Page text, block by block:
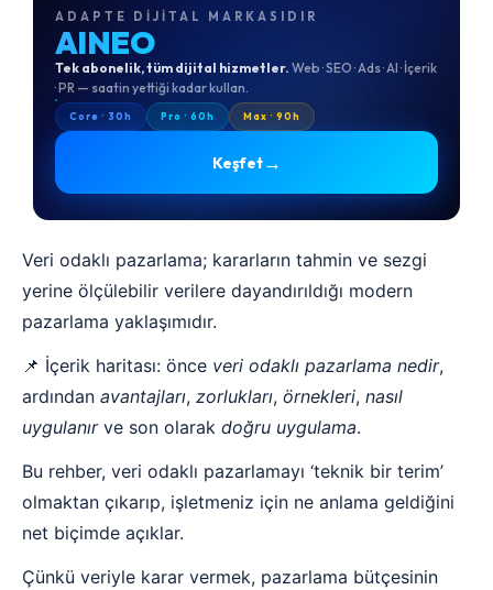
ADAPTE DIJITAL MARKASIDIR
AINEO
Tek abonelik, tüm dijital hizmetler. Web · SEO · Ads · AI · İçerik
· PR — saatin yettiği kadar kullan.
Core · 30h Pro · 60h Max · 90h
Keşfet→
Veri odaklı pazarlama; kararların tahmin ve sezgi
yerine ölçülebilir verilere dayandırıldığı modern
pazarlama yaklaşımıdır.
📌 İçerik haritası: önce veri odaklı pazarlama nedir,
ardından avantajları, zorlukları, örnekleri, nasıl
uygulanırve son olarak doğru uygulama.
Bu rehber, veri odaklı pazarlamayı ‘teknik bir terim’
olmaktan çıkarıp, işletmeniz için ne anlama geldiğini
net biçimde açıklar.
Çünkü veriyle karar vermek, pazarlama bütçesinin